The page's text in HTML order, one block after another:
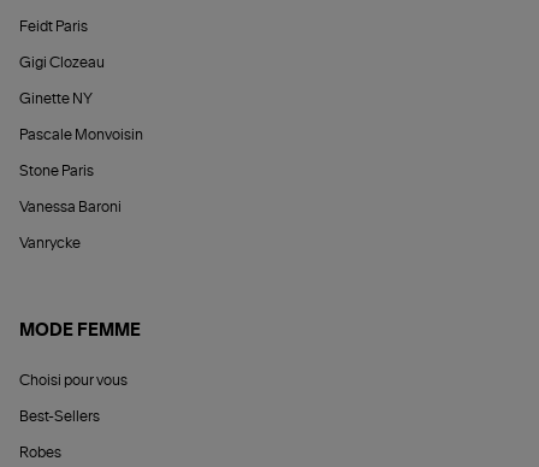
Feidt Paris
Gigi Clozeau
Ginette NY
Pascale Monvoisin
Stone Paris
Vanessa Baroni
Vanrycke
MODE FEMME
Choisi pour vous
Best-Sellers
Robes